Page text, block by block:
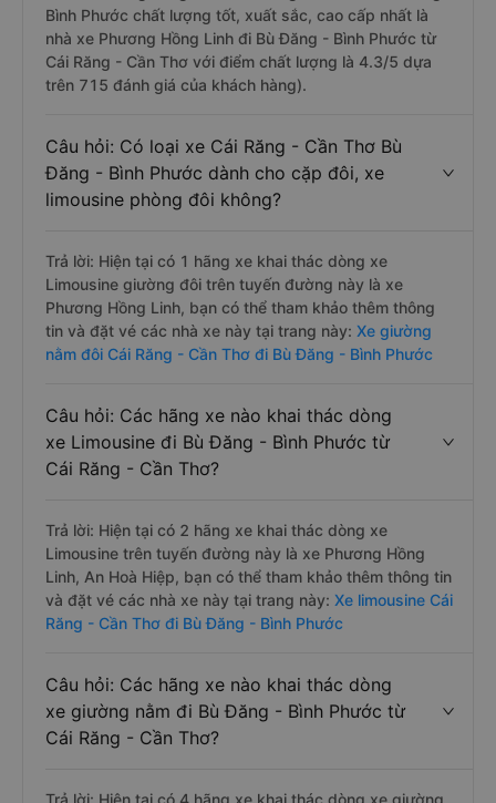
lượng tốt, xuất sắc, cao cấp nhất?
Trả lời: Những hãng xe đi Cái Răng - Cần Thơ Bù Đăng -
Bình Phước chất lượng tốt, xuất sắc, cao cấp nhất là
Cái Răng - Cần Thơ với điểm chất lượng là 4.3/5 dựa
trên 715 đánh giá của khách hàng).
Đăng - Bình Phước dành cho cặp đôi, xe
limousine phòng đôi không?
Trả lời: Hiện tại có 1 hãng xe khai thác dòng xe
Limousine giường đôi trên tuyến đường này là xe
tin và đặt vé các nhà xe này tại trang này:Xe giường
nằm đôi Cái Răng - Cần Thơ đi Bù Đăng - Bình Phước
xe Limousine đi Bù Đăng - Bình Phước từ
Cái Răng - Cần Thơ?
Trả lời: Hiện tại có 2 hãng xe khai thác dòng xe
Limousine trên tuyến đường này là xe Phương Hồng
và đặt vé các nhà xe này tại trang này:Xe limousine Cái
Răng - Cần Thơ đi Bù Đăng - Bình Phước
xe giường nằm đi Bù Đăng - Bình Phước từ